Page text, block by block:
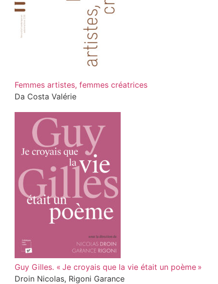
Femmes artistes, femmes créatrices
Da Costa Valérie
Guy Gilles. « Je croyais que la vie était un poème »
Droin Nicolas, Rigoni Garance